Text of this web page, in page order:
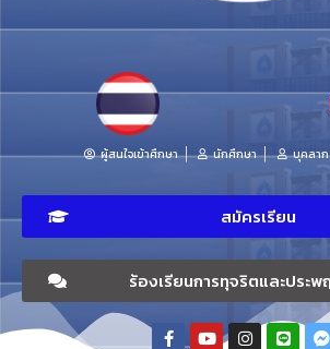
ผู้สนใจเข้าศึกษา นักศึกษา บุคลาก
สมัครเรียน
ร้องเรียนการทุจริตและประ